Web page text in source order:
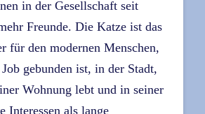
in der Gesellschaft seit
Freunde. Die Katze ist das
für den modernen Menschen,
gebunden ist, in der Stadt,
Wohnung lebt und in seiner
Interessen als lange